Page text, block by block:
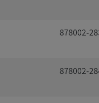
878002-
878002-